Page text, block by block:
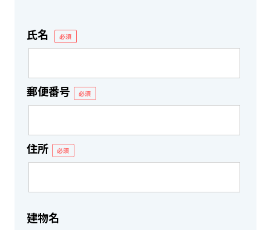
氏名 必須
郵便番号 必須
住所 必須
建物名